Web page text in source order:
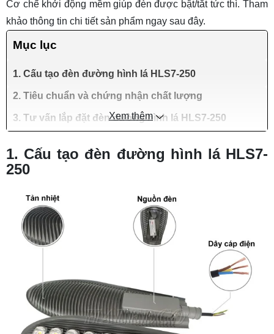
Cơ chế khởi động mềm giúp đèn được bật/tắt tức thì. Tham
khảo thông tin chi tiết sản phẩm ngay sau đây.
Mục lục
1. Cấu tạo đèn đường hình lá HLS7-250
2. Tiêu chuẩn và chứng nhận chất lượng
3. Tư vấn lắp đặt đèn đường hình lá HLS7-250
Xem thêm
1. Cấu tạo đèn đường hình lá HLS7-
250